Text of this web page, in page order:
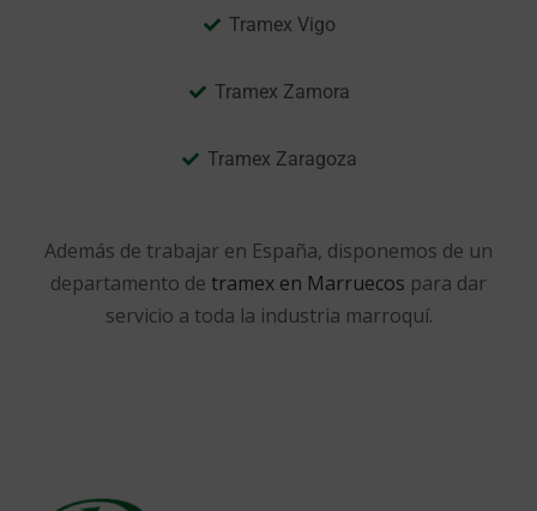
Tramex Vigo
Tramex Zamora
Tramex Zaragoza
Además de trabajar en España, disponemos de un
departamento de tramex en Marruecos para dar
servicio a toda la industria marroquí.